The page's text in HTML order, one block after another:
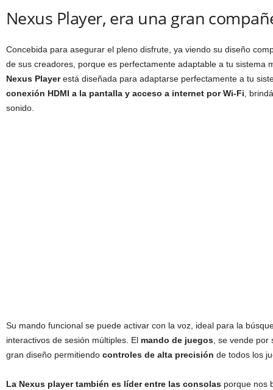
Nexus Player, era una gran
Concebida para asegurar el pleno disfrute, ya viendo su diseño
de sus creadores, porque es perfectamente adaptable a tu sistema
Nexus Playerestá diseñada para adaptarse perfectamente a tu
conexión HDMI a la pantalla y acceso a internet por Wi-Fi ,
sonido.
Su mando funcional se puede activar con la voz, ideal para la
interactivos de sesión múltiples. El mando de juegos , se vende
gran diseño permitiendo controles de alta precisión de todos los
La Nexus player también es líder entre las consolas porque nos